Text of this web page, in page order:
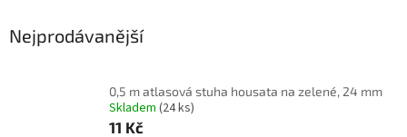
Nejprodávanější
0,5 m atlasová stuha housata na zelené, 24 mm
Skladem (24 ks)
11 Kč